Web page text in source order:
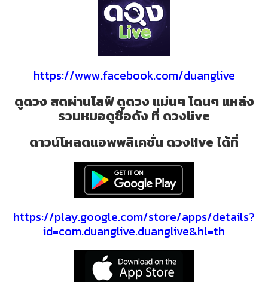
https://www.facebook.com/duanglive
ดูดวง สดผ่านไลฟ์ ดูดวง แม่นๆ โดนๆ แหล่ง
รวมหมอดูชื่อดัง ที่ ดวงlive
ดาวน์โหลดแอพพลิเคชั่น ดวงlive ได้ที่
https://play.google.com/store/apps/details?
id=com.duanglive.duanglive&hl=th